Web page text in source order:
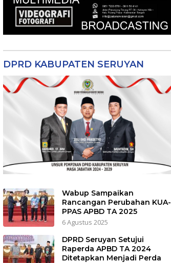
DPRD KABUPATEN SERUYAN
Wabup Sampaikan
Rancangan Perubahan KUA-
PPAS APBD TA 2025
6 Agustus 2025
DPRD Seruyan Setujui
Raperda APBD TA 2024
Ditetapkan Menjadi Perda